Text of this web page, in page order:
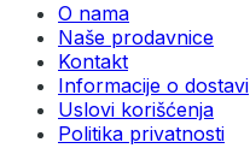
O nama
Naše prodavnice
Kontakt
Informacije o dostavi
Uslovi korišćenja
Politika privatnosti